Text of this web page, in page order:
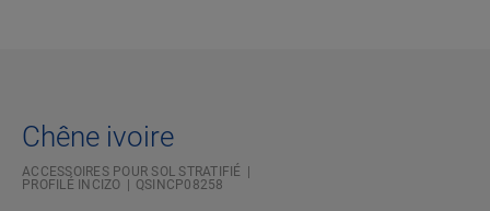
Chêne ivoire
ACCESSOIRES POUR SOL STRATIFIÉ
PROFILÉ INCIZO
QSINCP08258